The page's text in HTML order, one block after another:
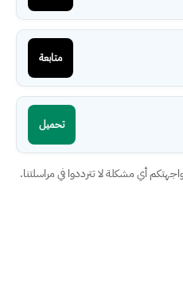
متابعة
تحميل
أي مشكلة لا تترددوا في مراسلتنا.